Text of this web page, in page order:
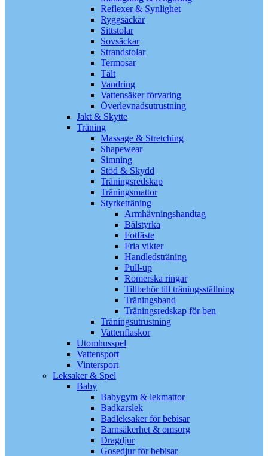
Reflexer & Synlighet
Ryggsäckar
Sittstolar
Sovsäckar
Strandstolar
Termosar
Tält
Vandring
Vattensäker förvaring
Överlevnadsutrustning
Jakt & Skytte
Träning
Massage & Stretching
Shapewear
Simning
Stöd & Skydd
Träningsredskap
Träningsmattor
Styrketräning
Armhävningshandtag
Bålstyrka
Fotfäste
Fria vikter
Handledsträning
Pull-up
Romerska ringar
Tillbehör till träningsställning
Träningsband
Träningsredskap för ben
Träningsutrustning
Vattenflaskor
Utomhusspel
Vattensport
Vintersport
Leksaker & Spel
Baby
Babygym & lekmattor
Badkarslek
Badleksaker för bebisar
Barnsäkerhet & omsorg
Dragdjur
Gosedjur för bebisar